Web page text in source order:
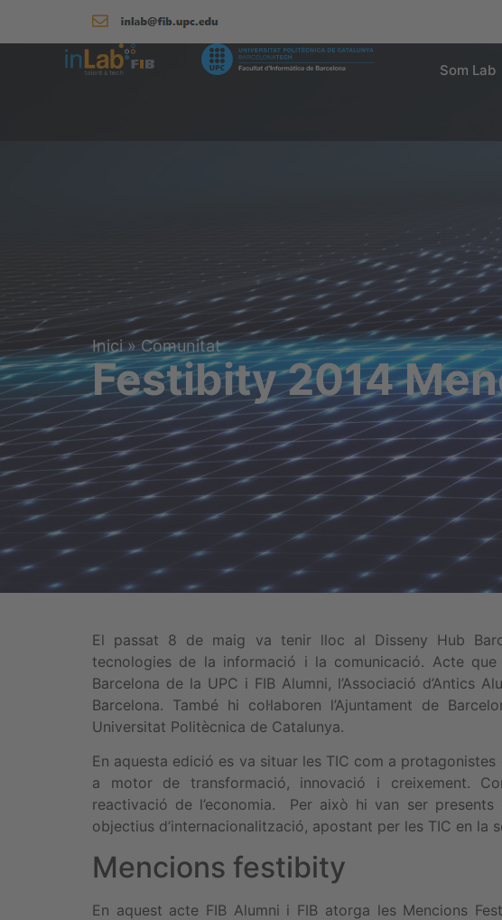
Som Lab
Inici»Comunitat
Festibity 2014
El passat 8 de maig va tenir lloc al Disseny Hub
tecnologies de la informació i la comunicació. Acte
Barcelona de la UPC i FIB Alumni, l’Associació d’Antics
Barcelona. També hi col·laboren l’Ajuntament de
Universitat Politècnica de Catalunya.
En aquesta edició es va situar les TIC com a
a motor de transformació, innovació i creixement.
reactivació de l’economia. Per això hi van ser presents
objectius d’internacionalització, apostant per les TIC en la
Mencions festibity
En aquest acte FIB Alumni i FIB atorga les Mencions